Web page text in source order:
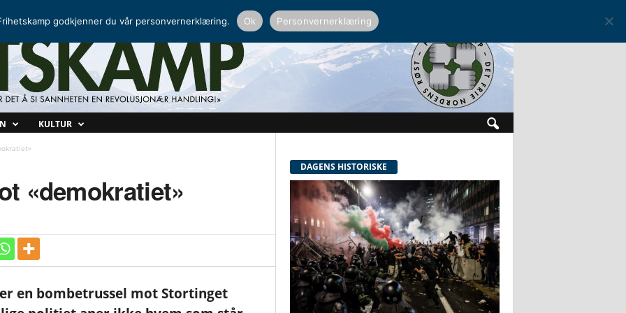
KULTUR
«demokratiet»
en bombetrussel mot Stortinget
DAGENS HISTORISKE
godkjenner du vår personvernerklæring. Ok Personvernerklæring